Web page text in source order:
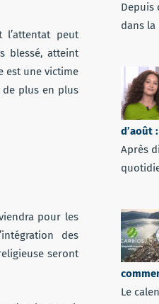
l’attentat peut
blessé, atteint
est une victime
plus en plus
pour les
des
seront
Depuis
dans la
d’août
Après
Le